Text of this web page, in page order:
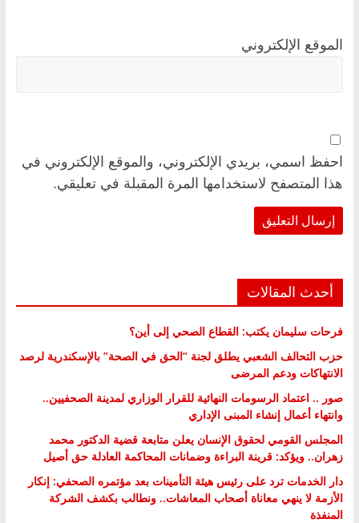
الموقع الإلكتروني
احفظ اسمي، بريدي الإلكتروني، والموقع الإلكتروني في
هذا المتصفح لاستخدامها المرة المقبلة في تعليقي.
أحدث المقالات
فرحات سليمان يكتب: القطاع الصحي إلى أين؟
حزب التحالف الشعبي يطلق لجنة “الحق في الصحة” بالإسكندرية لرصد
الانتهاكات ودعم المرضى
صور .. اعتماد الرسومات النهائية للقرار الوزاري لمدينة الصحفيين..
وانتهاء أعمال إنشاء المبنى الإداري
المجلس القومي لحقوق الإنسان يعلن متابعة قضية الدكتور محمد
زهران.. ويؤكد: قرينة البراءة وضمانات المحاكمة العادلة حق أصيل
دار الخدمات ترد على رئيس هيئة التأمينات بعد مؤتمره الصحفي: إنكار
الأزمة لا ينهي معاناة أصحاب المعاشات.. ونطالب بكشف الشركة
المنفذة